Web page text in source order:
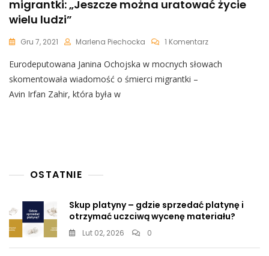
migrantki: „Jeszcze można uratować życie
wielu ludzi”
Gru 7, 2021 Marlena Piechocka 1 KomentarzDo
Ochojska
Eurodeputowana Janina Ochojska w mocnych słowach
skomentowała wiadomość o śmierci migrantki –
Avin Irfan Zahir, która była w
OSTATNIE
Skup platyny – gdzie sprzedać platynę i
otrzymać uczciwą wycenę materiału?
Lut 02, 2026 0